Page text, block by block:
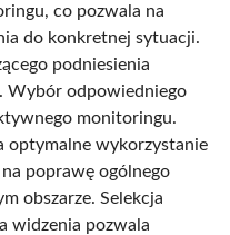
co pozwala na
do konkretnej sytuacji.
podniesienia
Wybór odpowiedniego
monitoringu.
optymalne wykorzystanie
poprawę ogólnego
obszarze. Selekcja
widzenia pozwala